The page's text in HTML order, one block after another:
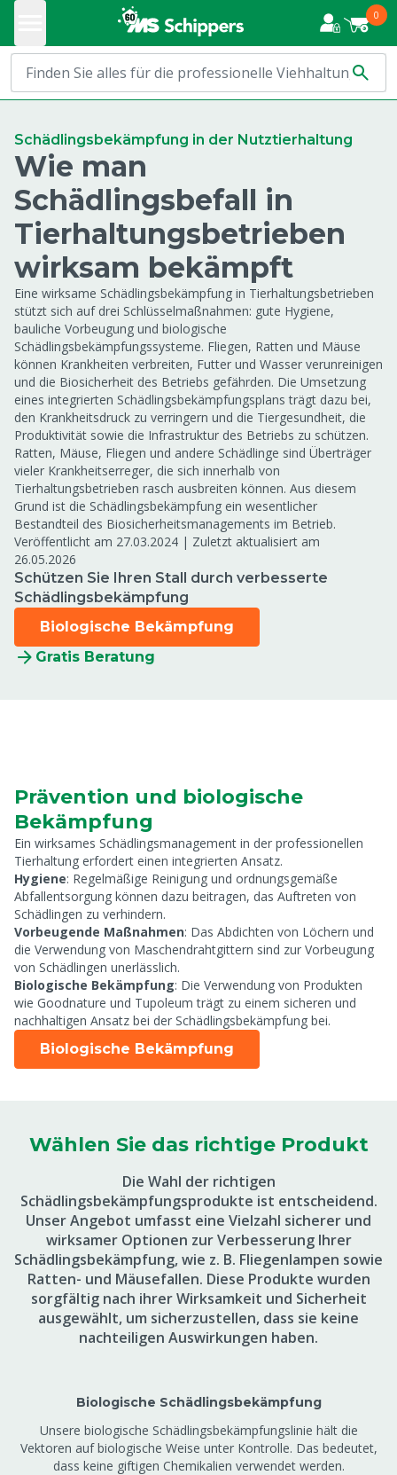
0
Schädlingsbekämpfung in der Nutztierhaltung
Wie man
Schädlingsbefall in
Tierhaltungsbetrieben
wirksam bekämpft
Eine wirksame Schädlingsbekämpfung in Tierhaltungsbetrieben
stützt sich auf drei Schlüsselmaßnahmen: gute Hygiene,
bauliche Vorbeugung und biologische
Schädlingsbekämpfungssysteme. Fliegen, Ratten und Mäuse
können Krankheiten verbreiten, Futter und Wasser verunreinigen
und die Biosicherheit des Betriebs gefährden. Die Umsetzung
eines integrierten Schädlingsbekämpfungsplans trägt dazu bei,
den Krankheitsdruck zu verringern und die Tiergesundheit, die
Produktivität sowie die Infrastruktur des Betriebs zu schützen.
Ratten, Mäuse, Fliegen und andere Schädlinge sind Überträger
vieler Krankheitserreger, die sich innerhalb von
Tierhaltungsbetrieben rasch ausbreiten können. Aus diesem
Grund ist die Schädlingsbekämpfung ein wesentlicher
Bestandteil des Biosicherheitsmanagements im Betrieb.
Veröffentlicht am 27.03.2024 | Zuletzt aktualisiert am
26.05.2026
Schützen Sie Ihren Stall durch verbesserte
Schädlingsbekämpfung
Biologische Bekämpfung
Gratis Beratung
Prävention und biologische
Bekämpfung
Ein wirksames Schädlingsmanagement in der professionellen
Tierhaltung erfordert einen integrierten Ansatz.
Hygiene: Regelmäßige Reinigung und ordnungsgemäße
Abfallentsorgung können dazu beitragen, das Auftreten von
Schädlingen zu verhindern.
Vorbeugende Maßnahmen: Das Abdichten von Löchern und
die Verwendung von Maschendrahtgittern sind zur Vorbeugung
von Schädlingen unerlässlich.
Biologische Bekämpfung: Die Verwendung von Produkten
wie Goodnature und Tupoleum trägt zu einem sicheren und
nachhaltigen Ansatz bei der Schädlingsbekämpfung bei.
Biologische Bekämpfung
Wählen Sie das richtige Produkt
Die Wahl der richtigen
Schädlingsbekämpfungsprodukte ist entscheidend.
Unser Angebot umfasst eine Vielzahl sicherer und
wirksamer Optionen zur Verbesserung Ihrer
Schädlingsbekämpfung, wie z. B. Fliegenlampen sowie
Ratten- und Mäusefallen. Diese Produkte wurden
sorgfältig nach ihrer Wirksamkeit und Sicherheit
ausgewählt, um sicherzustellen, dass sie keine
nachteiligen Auswirkungen haben.
Biologische Schädlingsbekämpfung
Unsere biologische Schädlingsbekämpfungslinie hält die
Vektoren auf biologische Weise unter Kontrolle. Das bedeutet,
dass keine giftigen Chemikalien verwendet werden.